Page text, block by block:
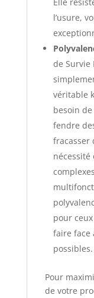
Elle
l’usure,
de Survie
véritable
besoin
fendre
fracasser
nécessité
pour
faire face
possibles.
Pour
de votre